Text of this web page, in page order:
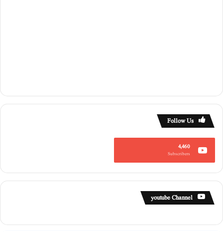
Follow Us
4,460
Subscribers
youtube Channel